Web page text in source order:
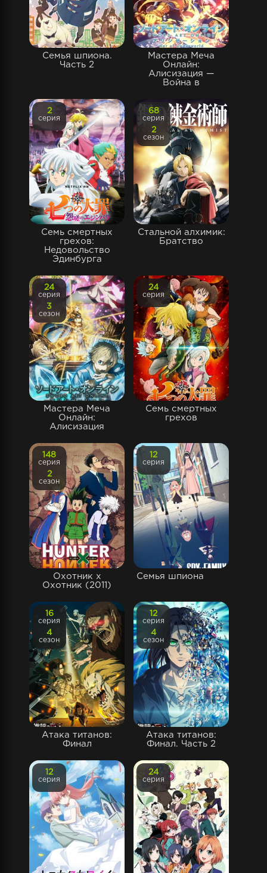
Семья шпиона.
Часть 2
Мастера Меча
Онлайн:
Алисизация —
Война в
Семь смертных
грехов:
Недовольство
Эдинбурга
2
серия
Стальной алхимик:
Братство
68
серия
2
сезон
Мастера Меча
Онлайн:
Алисизация
24
серия
3
сезон
Семь смертных
грехов
24
серия
Охотник х
Охотник (2011)
148
серия
2
сезон
Семья шпиона
12
серия
Атака титанов:
Финал
16
серия
4
сезон
Атака титанов:
Финал. Часть 2
12
серия
4
сезон
12
серия
24
серия